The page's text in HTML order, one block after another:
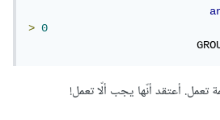
>
0
تعمل. أعتقد أنّها يجب ألّا تعمل!